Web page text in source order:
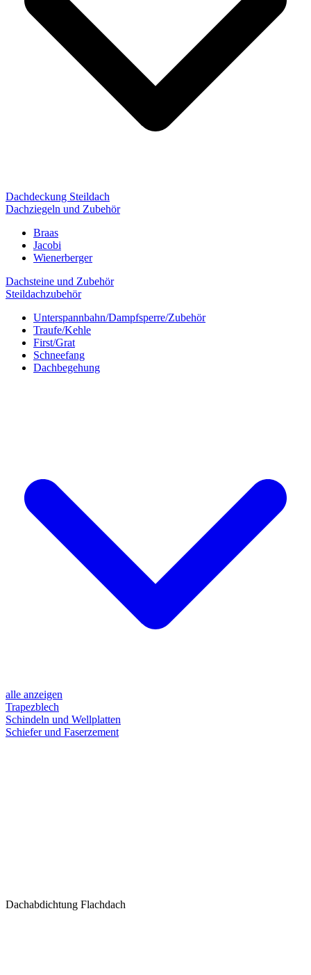
Dachdeckung Steildach
Dachziegeln und Zubehör
Braas
Jacobi
Wienerberger
Dachsteine und Zubehör
Steildachzubehör
Unterspannbahn/Dampfsperre/Zubehör
Traufe/Kehle
First/Grat
Schneefang
Dachbegehung
alle anzeigen
Trapezblech
Schindeln und Wellplatten
Schiefer und Faserzement
Dachabdichtung Flachdach